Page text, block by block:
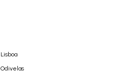
Lisboa
Odivelas